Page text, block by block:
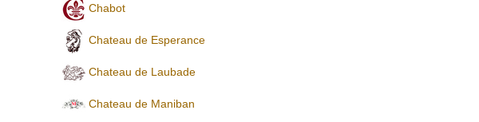
Chabot
Chateau de Esperance
Chateau de Laubade
Chateau de Maniban